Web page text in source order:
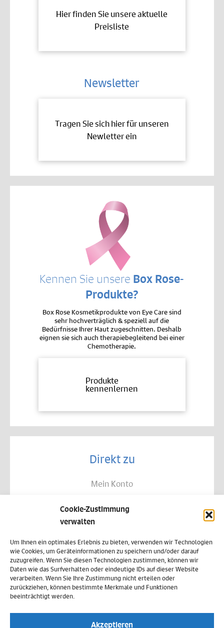
Cookie-Zustimmung
verwalten
Um Ihnen ein optimales Erlebnis zu bieten, verwenden wir Technologien
wie Cookies, um Geräteinformationen zu speichern und/oder darauf
zuzugreifen. Wenn Sie diesen Technologien zustimmen, können wir
Daten wie das Surfverhalten oder eindeutige IDs auf dieser Website
verarbeiten. Wenn Sie Ihre Zustimmung nicht erteilen oder
zurückziehen, können bestimmte Merkmale und Funktionen
beeinträchtigt werden.
Akzeptieren
Hier finden Sie unsere aktuelle
Preisliste
Newsletter
Tragen Sie sich hier für unseren
Newletter ein
Kennen Sie unsere Box Rose-
Produkte?
Box Rose Kosmetikprodukte von Eye Care sind
sehr hochverträglich & speziell auf die
Bedürfnisse Ihrer Haut zugeschnitten. Deshalb
eignen sie sich auch therapiebegleitend bei einer
Chemotherapie.
Produkte
kennenlernen
Direkt zu
Mein Konto
Allgemeine Geschäftsbedingungen
Widerruf
Zahlungsweisen
Versand & Lieferung